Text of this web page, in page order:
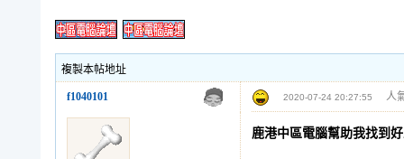
複製本帖地址
f1040101 2020-07-24 20:27:55 人
鹿港中區電腦幫助我找到